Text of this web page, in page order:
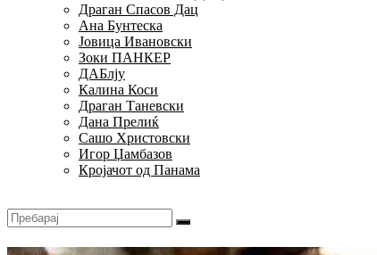
Драган Спасов Дац
Ана Бунтеска
Јовица Ивановски
Зоки ПАНКЕР
ДАБлју
Калина Коси
Драган Таневски
Дана Прелиќ
Сашо Христовски
Игор Џамбазов
Кројачот од Панама